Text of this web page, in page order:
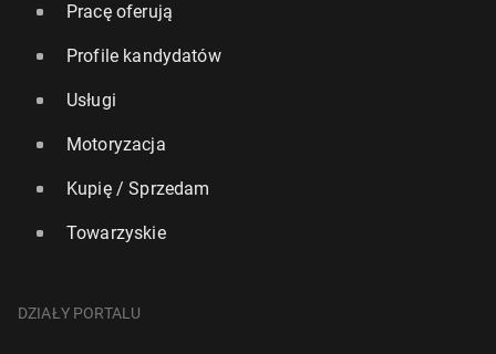
Pracę oferują
Profile kandydatów
Usługi
Motoryzacja
Kupię / Sprzedam
Towarzyskie
DZIAŁY PORTALU